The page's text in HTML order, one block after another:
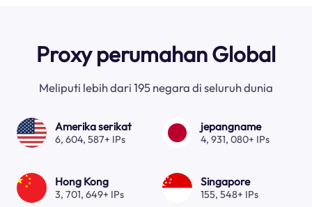
Proxy perumahan Global
Meliputi lebih dari 195 negara di seluruh dunia
Amerika serikat
6, 604, 587+ IPs
jepangname
4, 931, 080+ IPs
Hong Kong
3, 701, 649+ IPs
Singapore
155, 548+ IPs